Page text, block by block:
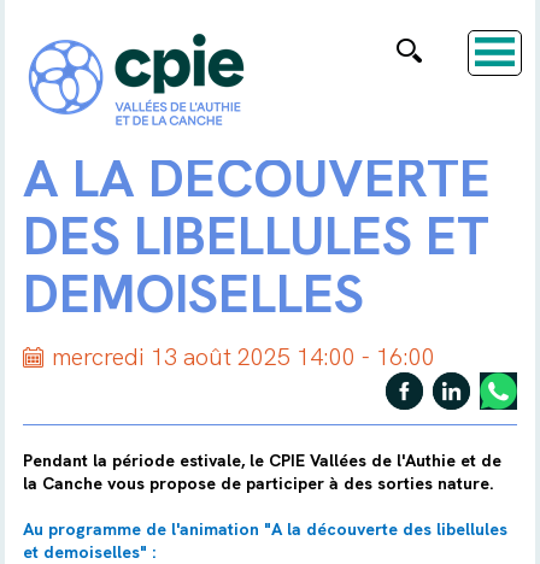
A LA DÉCOUVERTE
DES LIBELLULES ET
DEMOISELLES
mercredi 13 août 2025 14:00 - 16:00
Pendant la période estivale, le CPIE Vallées de l'Authie et de
la Canche vous propose de participer à des sorties nature.
Au programme de l'animation "A la découverte des libellules
et demoiselles" :